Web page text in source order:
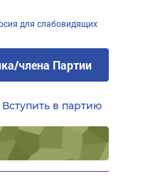
для слабовидящих
члена Партии
Вступить в партию